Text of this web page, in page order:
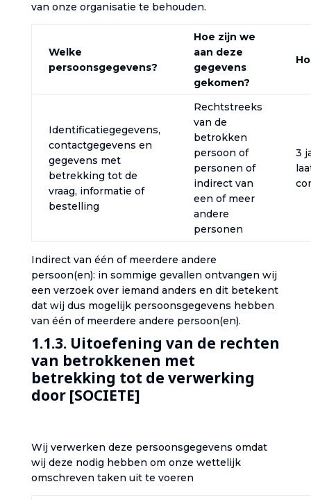
van onze organisatie te behouden.‎
Welke
persoonsgegevens?‎
Hoe zijn we
aan deze
gegevens
gekomen?‎
Identificatiegegevens,
contactgegevens en
gegevens met
betrekking tot de
vraag, informatie of
bestelling‎
Rechtstreeks
van de
betrokken
persoon of
personen of
indirect van
een of meer
andere
personen
3
Indirect van één of meerdere andere
persoon(en): in sommige gevallen ontvangen wij
een verzoek over iemand anders en dit betekent
dat wij dus mogelijk persoonsgegevens hebben
van één of meerdere andere persoon(en).‎
1.1.3. Uitoefening van de rechten
van betrokkenen met
betrekking tot de verwerking
door [SOCIETE]
‎Wij verwerken deze persoonsgegevens omdat
wij deze nodig hebben om onze wettelijk
omschreven taken uit te voeren‎